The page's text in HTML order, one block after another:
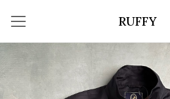
RUFFY